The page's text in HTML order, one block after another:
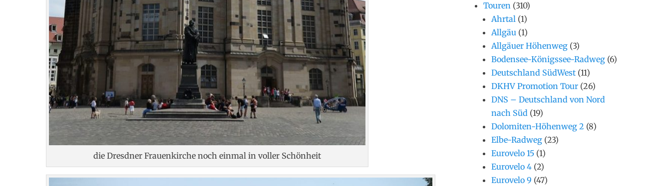
die Dresdner Frauenkirche noch einmal in voller Schönheit
Touren (310)
Ahrtal (1)
Allgäu (1)
Allgäuer Höhenweg (3)
Bodensee-Königssee-Radweg (6)
Deutschland SüdWest (11)
DKHV Promotion Tour (26)
DNS – Deutschland von Nord
nach Süd (19)
Dolomiten-Höhenweg 2 (8)
Elbe-Radweg (23)
Eurovelo 15 (1)
Eurovelo 4 (2)
Eurovelo 9 (47)